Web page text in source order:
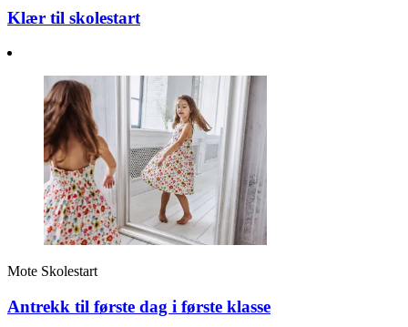
Klær til skolestart
Mote Skolestart
Antrekk til første dag i første klasse